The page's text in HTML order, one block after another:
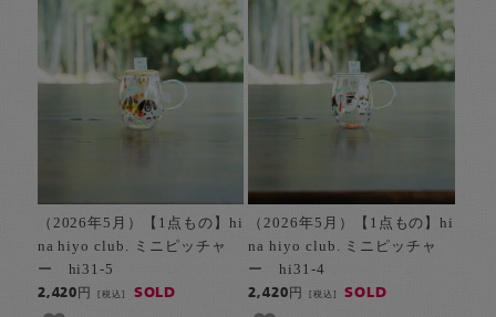
（2026年5月）【1点もの】hi
na hiyo club. ミニピッチャ
ー hi31-5
2,420円[税込] SOLD
（2026年5月）【1点もの】hi
na hiyo club. ミニピッチャ
ー hi31-4
2,420円 [税込] SOLD